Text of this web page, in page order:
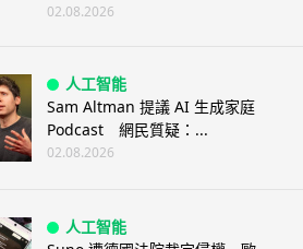
02.08.2026
人工智能
Sam Altman 提議 AI 生成家庭
Podcast 網民質疑：...
02.08.2026
人工智能